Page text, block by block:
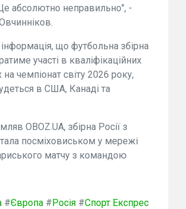
абсолютно неправильно", -
що футбольна збірна
участі в кваліфікаційних
на чемпіонат світу 2026 року,
в США, Канаді та
OBOZ.UA, збірна Росії з
посміховиськом у мережі
матчу з командою
#Європа #Росія #Спорт Експрес